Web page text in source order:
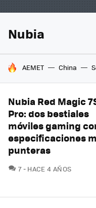
Nubia
HOY SE HABLA DE
AEMET China
Nubia Red Magic
Pro: dos bestiales
móviles gaming
especificaciones
punteras
7COMENTARIOS
HACE 4 AÑOS